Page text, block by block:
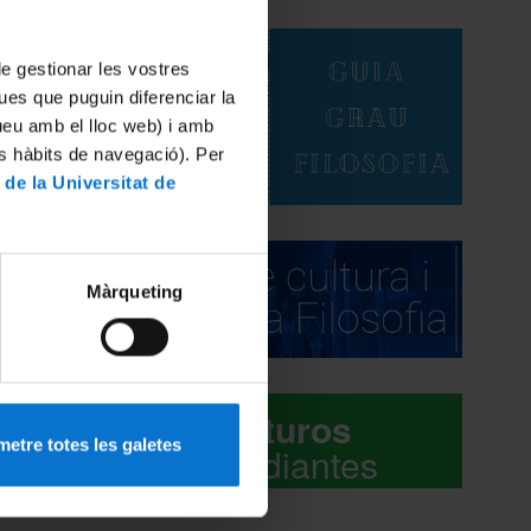
gestionar les vostres
que puguin diferenciar la
amb el lloc web) i amb
hàbits de navegació). Per
la Universitat de
Màrqueting
totes les galetes
bien
Futuros
estudiantes